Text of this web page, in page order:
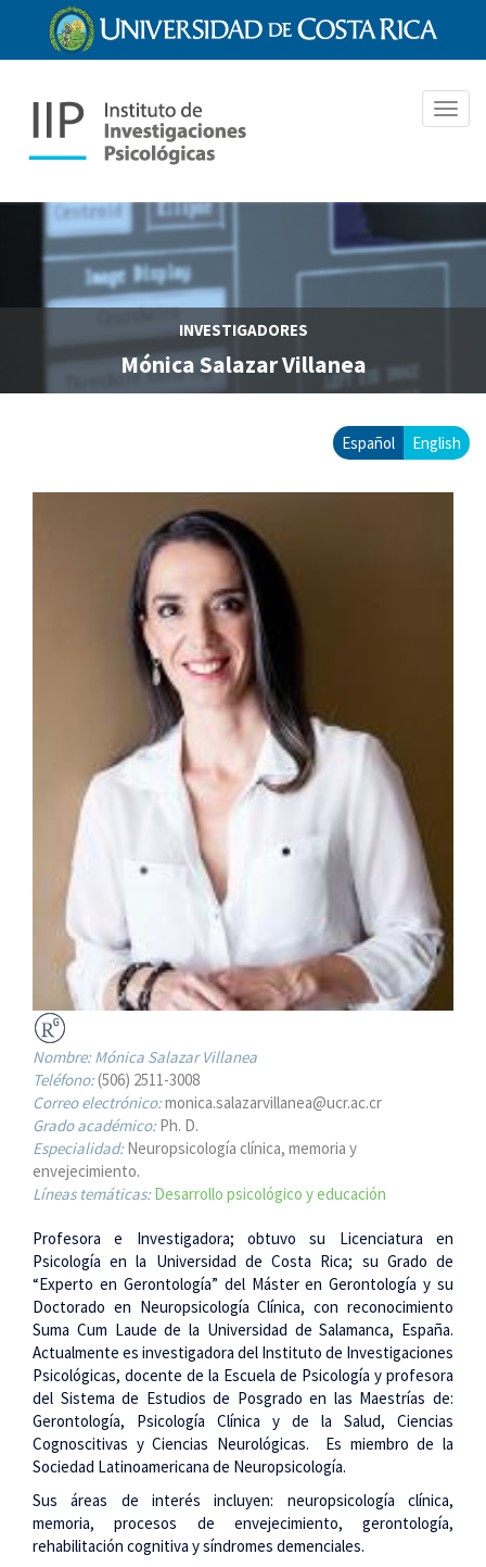
contenido
INVESTIGADORES
Mónica Salazar Villanea
Español English
Nombre:Mónica Salazar Villanea
Teléfono:(506) 2511-3008
Correo electrónico:monica.salazarvillanea@ucr.ac.cr
Grado académico:Ph. D.
Especialidad:Neuropsicología clínica, memoria y
envejecimiento.
Líneas temáticas:Desarrollo psicológico y educación
Profesora e Investigadora; obtuvo su Licenciatura en
Psicología en la Universidad de Costa Rica; su Grado de
“Experto en Gerontología” del Máster en Gerontología y su
Doctorado en Neuropsicología Clínica, con reconocimiento
Suma Cum Laude de la Universidad de Salamanca, España.
Actualmente es investigadora del Instituto de Investigaciones
Psicológicas, docente de la Escuela de Psicología y profesora
del Sistema de Estudios de Posgrado en las Maestrías de:
Gerontología, Psicología Clínica y de la Salud, Ciencias
Cognoscitivas y Ciencias Neurológicas. Es miembro de la
Sociedad Latinoamericana de Neuropsicología.
Sus áreas de interés incluyen: neuropsicología clínica,
memoria, procesos de envejecimiento, gerontología,
rehabilitación cognitiva y síndromes demenciales.